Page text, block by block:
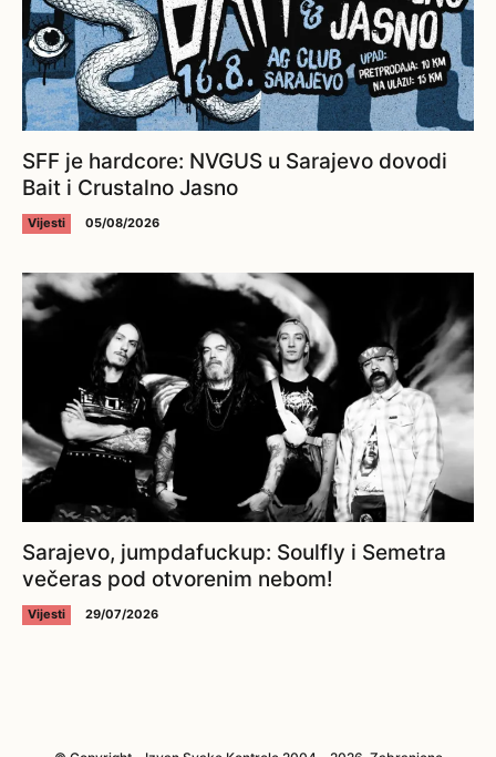
SFF je hardcore: NVGUS u Sarajevo dovodi
Bait i Crustalno Jasno
Vijesti 05/08/2026
Sarajevo, jumpdafuckup: Soulfly i Semetra
večeras pod otvorenim nebom!
Vijesti 29/07/2026